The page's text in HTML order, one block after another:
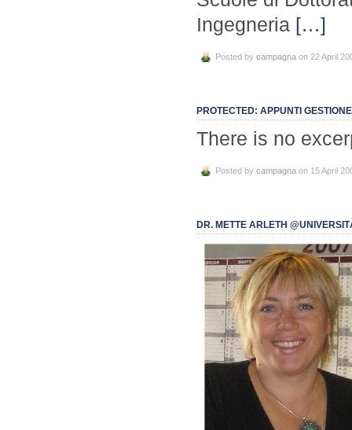
Ingegneria […]
Posted by campagna on 22 April
PROTECTED: APPUNTI
There is no
Posted by campagna on 15 April
DR. METTE ARLETH